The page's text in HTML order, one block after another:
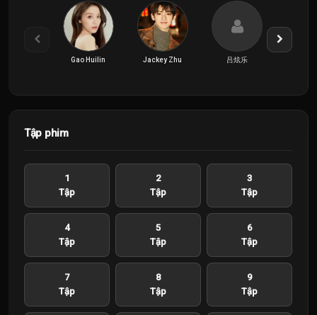
Gao Huilin Jackey Zhu 吕炫乐
Tập phim
1
Tập
2
Tập
3
Tập
4
Tập
5
Tập
6
Tập
7
Tập
8
Tập
9
Tập